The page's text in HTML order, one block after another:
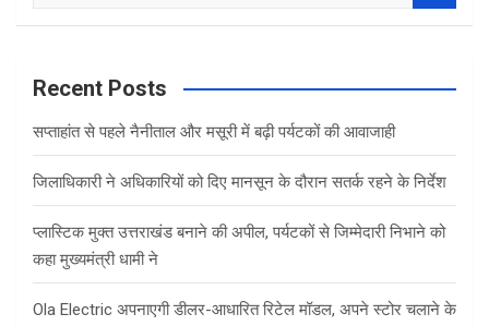
a
c
Recent Posts
सप्ताहांत से पहले नैनीताल और मसूरी में बढ़ी पर्यटकों की आवाजाही
जिलाधिकारी ने अधिकारियों को दिए मानसून के दौरान सतर्क रहने के निर्देश
प्लास्टिक मुक्त उत्तराखंड बनाने की अपील, पर्यटकों से जिम्मेदारी निभाने को
कहा मुख्यमंत्री धामी ने
Ola Electric अपनाएगी डीलर-आधारित रिटेल मॉडल, अपने स्टोर चलाने के